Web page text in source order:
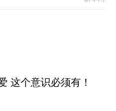
这个意识必须有！